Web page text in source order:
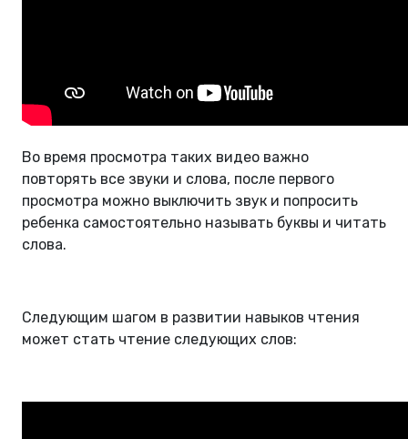
Во время просмотра таких видео важно
повторять все звуки и слова, после первого
просмотра можно выключить звук и попросить
ребенка самостоятельно называть буквы и читать
слова.
Следующим шагом в развитии навыков чтения
может стать чтение следующих слов: